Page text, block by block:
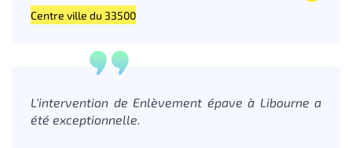
Centre ville du 33500
L'intervention de Enlèvement épave à Libourne a
été exceptionnelle.